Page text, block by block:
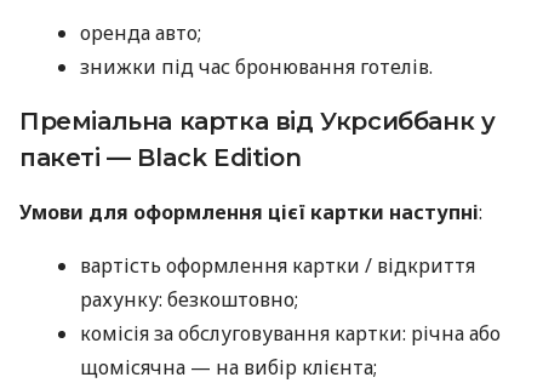
оренда авто;
знижки під час бронювання готелів.
Преміальна картка від Укрсиббанк у
пакеті — Black Edition
Умови для оформлення цієї картки наступні:
вартість оформлення картки / відкриття
рахунку: безкоштовно;
комісія за обслуговування картки: річна або
щомісячна — на вибір клієнта;